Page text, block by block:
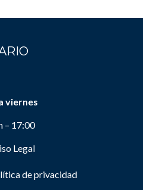
viernes
– 17:00
Legal
de privacidad